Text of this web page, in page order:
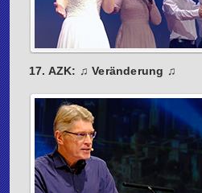
17. AZK: ♫ Veränderung ♫